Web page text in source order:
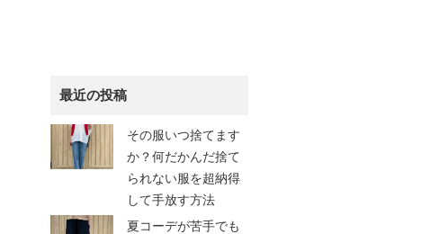
最近の投稿
その服いつ捨てます
か？何だかんだ捨て
られない服を超納得
して手放す方法
夏コーデが苦手でも